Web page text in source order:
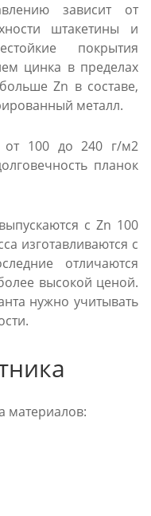
зависит от
штакетины и
покрытия
цинка в пределах
Zn в составе,
металл.
от 100 до 240 г/м2
планок
с Zn 100
изготавливаются с
отличаются
высокой ценой.
нужно учитывать
материалов: